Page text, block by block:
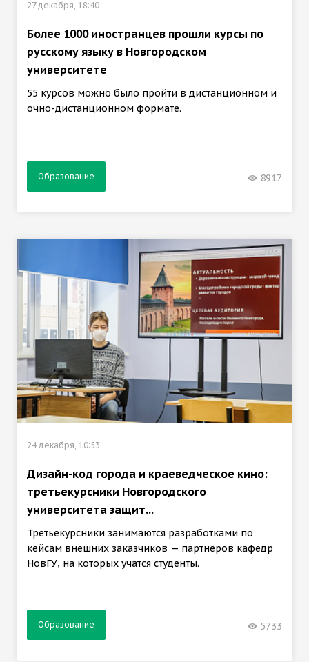
27 декабря, 18:40
Более 1000 иностранцев прошли курсы по
русскому языку в Новгородском
университете
55 курсов можно было пройти в дистанционном и
очно-дистанционном формате.
Образование 8917
24 декабря, 10:53
Дизайн-код города и краеведческое кино:
третьекурсники Новгородского
университета защит...
Третьекурсники занимаются разработками по
кейсам внешних заказчиков — партнёров кафедр
НовГУ, на которых учатся студенты.
Образование 5733